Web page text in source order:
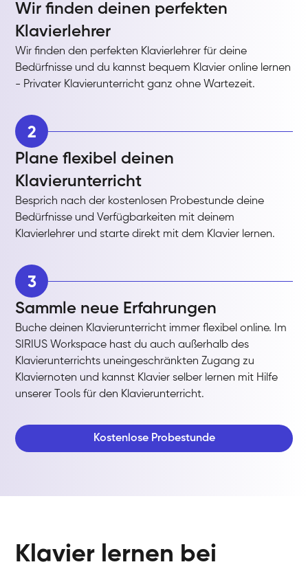
Wir finden deinen perfekten
Klavierlehrer
Wir finden den perfekten Klavierlehrer für deine
Bedürfnisse und du kannst bequem Klavier online lernen
- Privater Klavierunterricht ganz ohne Wartezeit.
2
Plane flexibel deinen
Klavierunterricht
Besprich nach der kostenlosen Probestunde deine
Bedürfnisse und Verfügbarkeiten mit deinem
Klavierlehrer und starte direkt mit dem Klavier lernen.
3
Sammle neue Erfahrungen
Buche deinen Klavierunterricht immer flexibel online. Im
SIRIUS Workspace hast du auch außerhalb des
Klavierunterrichts uneingeschränkten Zugang zu
Klaviernoten und kannst Klavier selber lernen mit Hilfe
unserer Tools für den Klavierunterricht.
Kostenlose Probestunde
Klavier lernen bei